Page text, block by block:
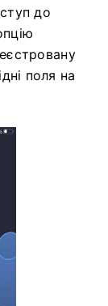
до
поля на